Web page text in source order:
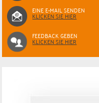
EINE E-MAIL SENDEN
KLICKEN SIE HIER
FEEDBACK GEBEN
KLICKEN SIE HIER